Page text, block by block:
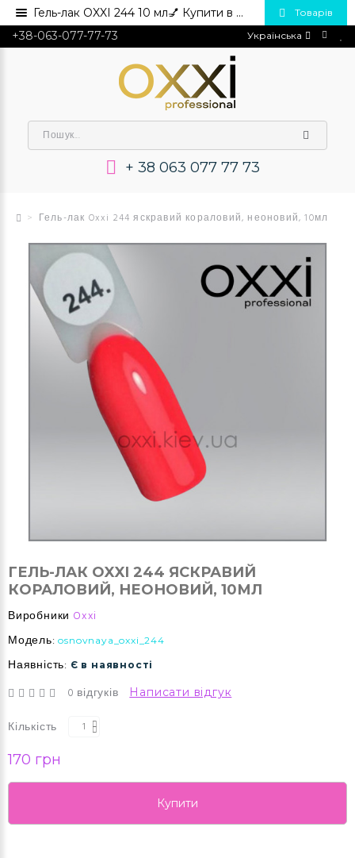
+38-063-077-77-73 Українська
+ 38 063 077 77 73
Товарів
Гель-лак Oxxi 244 яскравий кораловий, неоновий, 10мл
ГЕЛЬ-ЛАК OXXI 244 ЯСКРАВИЙ
КОРАЛОВИЙ, НЕОНОВИЙ, 10МЛ
Виробники Oxxi
Модель: osnovnaya_oxxi_244
Наявність: Є в наявності
0 відгуків Написати відгук
Кількість
170 грн
Купити
Гель-лак OXXI 244 10 мл💅 Купити в Україні опт та роздріб